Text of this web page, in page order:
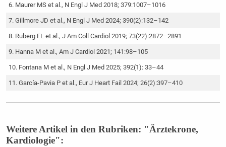
Maurer MS et al., N Engl J Med 2018; 379:1007–1016
Gillmore JD et al., N Engl J Med 2024; 390(2):132–142
Ruberg FL et al., J Am Coll Cardiol 2019; 73(22):2872–2891
Hanna M et al., Am J Cardiol 2021; 141:98–105
Fontana M et al., N Engl J Med 2025; 392(1): 33–44
García-Pavia P et al., Eur J Heart Fail 2024; 26(2):397–410
Weitere Artikel in den Rubriken: "Ärztekrone,
Kardiologie":